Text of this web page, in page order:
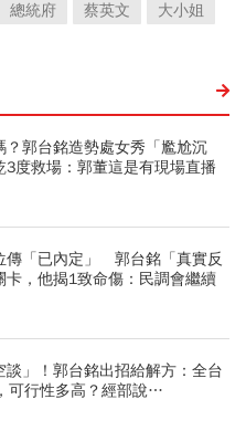
總統府 蔡英文 大小姐
？郭台銘造勢處女秀「尷尬沉
度救場：郭董這是有現場直播
傳「已內定」 郭台銘「真實反
卡，他揭1致命傷：民調會繼續
談」！郭台銘出招給解方：全台
可行性多高？經部說…